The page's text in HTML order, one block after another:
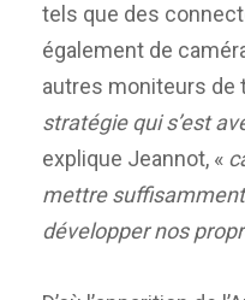
tels que des
également de
autres moniteurs de
stratégie qui s’est
explique Jeannot, «
mettre
développer nos